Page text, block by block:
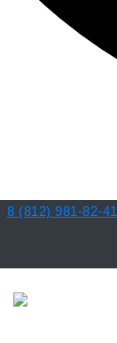
8 (812) 981-82-41